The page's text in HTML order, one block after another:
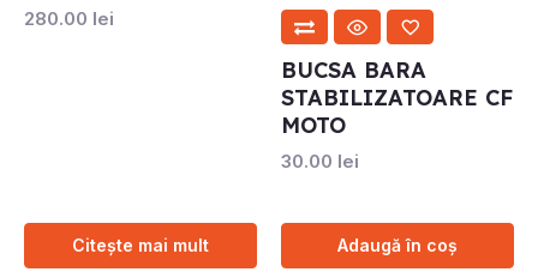
280.00 lei
Citește mai mult
BUCSA BARA
STABILIZATOARE CF
MOTO
30.00 lei
Adaugă în coș